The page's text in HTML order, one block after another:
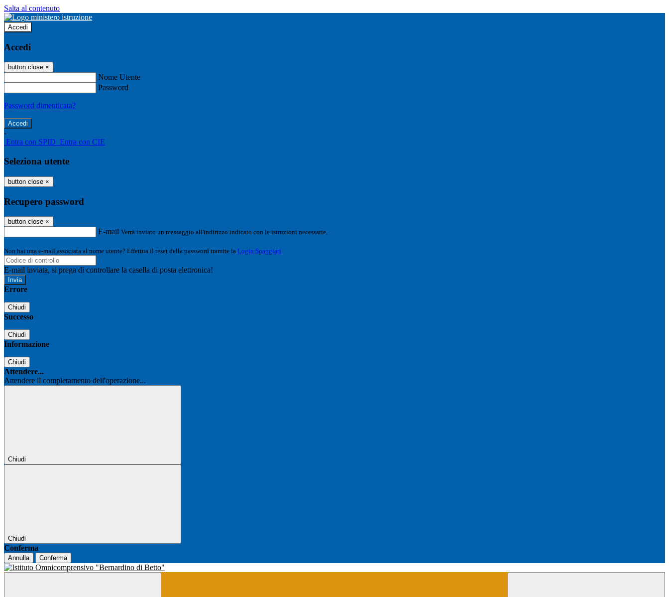
Salta al contenuto
Accedi
Accedi
button close ×
Nome Utente
Password
Password dimenticata?
-
Entra con SPID Entra con CIE
Seleziona utente
button close ×
Recupero password
button close ×
E-mail Verrà inviato un messaggio all'indirizzo indicato con le istruzioni necessarie.
Non hai una e-mail associata al nome utente? Effettua il reset della password tramite la Login Spaggiari
E-mail inviata, si prega di controllare la casella di posta elettronica!
Errore
Chiudi
Successo
Chiudi
Informazione
Chiudi
Attendere...
Attendere il completamento dell'operazione...
Chiudi
Chiudi
Conferma
Annulla Conferma